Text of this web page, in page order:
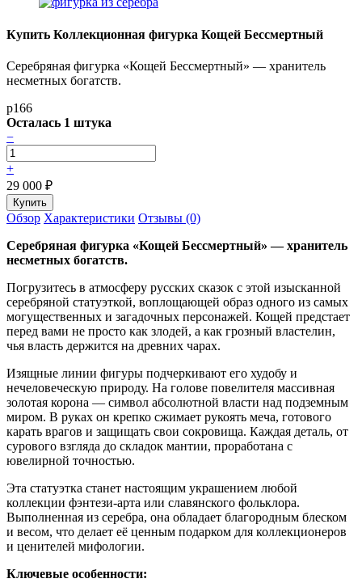
Купить Коллекционная фигурка Кощей Бессмертный
Серебряная фигурка «Кощей Бессмертный» — хранитель
несметных богатств.
p166
Осталась 1 штука
−
+
29 000 ₽
Обзор Характеристики Отзывы (0)
Серебряная фигурка «Кощей Бессмертный» — хранитель
несметных богатств.
Погрузитесь в атмосферу русских сказок с этой изысканной
серебряной статуэткой, воплощающей образ одного из самых
могущественных и загадочных персонажей. Кощей предстает
перед вами не просто как злодей, а как грозный властелин,
чья власть держится на древних чарах.
Изящные линии фигуры подчеркивают его худобу и
нечеловеческую природу. На голове повелителя массивная
золотая корона — символ абсолютной власти над подземным
миром. В руках он крепко сжимает рукоять меча, готового
карать врагов и защищать свои сокровища. Каждая деталь, от
сурового взгляда до складок мантии, проработана с
ювелирной точностью.
Эта статуэтка станет настоящим украшением любой
коллекции фэнтези-арта или славянского фольклора.
Выполненная из серебра, она обладает благородным блеском
и весом, что делает её ценным подарком для коллекционеров
и ценителей мифологии.
Ключевые особенности: